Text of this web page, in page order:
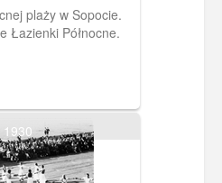
plaży w Sopocie.
Łazienki Północne.
1930